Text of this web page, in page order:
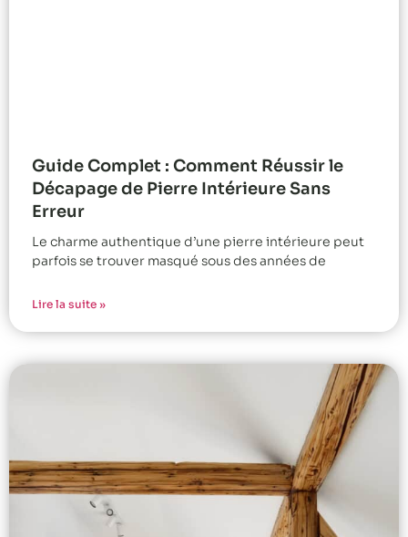
Guide Complet : Comment Réussir le
Décapage de Pierre Intérieure Sans
Erreur
Le charme authentique d’une pierre intérieure peut
parfois se trouver masqué sous des années de
Lire la suite »